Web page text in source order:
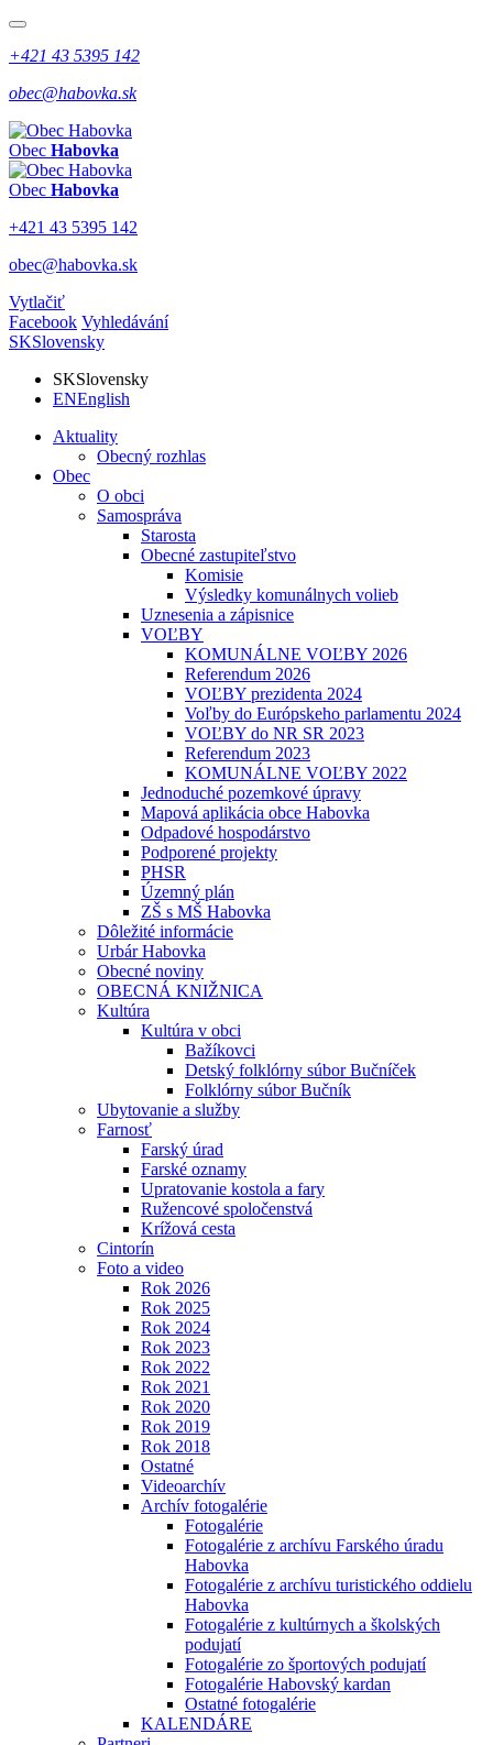
+421 43 5395 142
obec@habovka.sk
Obec Habovka
Obec Habovka
+421 43 5395 142
obec@habovka.sk
Vytlačiť
Facebook Vyhledávání
SKSlovensky
SKSlovensky
ENEnglish
Aktuality
Obecný rozhlas
Obec
O obci
Samospráva
Starosta
Obecné zastupiteľstvo
Komisie
Výsledky komunálnych volieb
Uznesenia a zápisnice
VOĽBY
KOMUNÁLNE VOĽBY 2026
Referendum 2026
VOĽBY prezidenta 2024
Voľby do Európskeho parlamentu 2024
VOĽBY do NR SR 2023
Referendum 2023
KOMUNÁLNE VOĽBY 2022
Jednoduché pozemkové úpravy
Mapová aplikácia obce Habovka
Odpadové hospodárstvo
Podporené projekty
PHSR
Územný plán
ZŠ s MŠ Habovka
Dôležité informácie
Urbár Habovka
Obecné noviny
OBECNÁ KNIŽNICA
Kultúra
Kultúra v obci
Bažíkovci
Detský folklórny súbor Bučníček
Folklórny súbor Bučník
Ubytovanie a služby
Farnosť
Farský úrad
Farské oznamy
Upratovanie kostola a fary
Ružencové spoločenstvá
Krížová cesta
Cintorín
Foto a video
Rok 2026
Rok 2025
Rok 2024
Rok 2023
Rok 2022
Rok 2021
Rok 2020
Rok 2019
Rok 2018
Ostatné
Videoarchív
Archív fotogalérie
Fotogalérie
Fotogalérie z archívu Farského úradu
Habovka
Fotogalérie z archívu turistického oddielu
Habovka
Fotogalérie z kultúrnych a školských
podujatí
Fotogalérie zo športových podujatí
Fotogalérie Habovský kardan
Ostatné fotogalérie
KALENDÁRE